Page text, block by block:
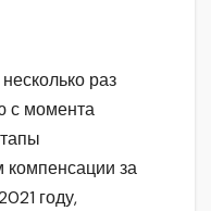
раз
с момента
за
году,